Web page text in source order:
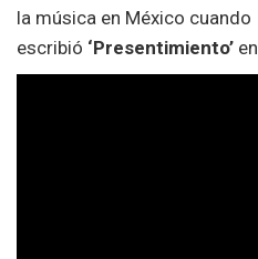
la música en México cuando
escribió ‘Presentimiento’ en